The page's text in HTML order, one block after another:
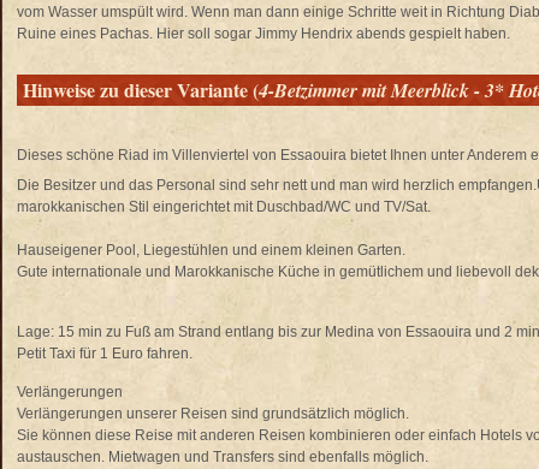
vom Wasser umspült wird. Wenn man dann einige Schritte weit in Richtung
Ruine eines Pachas. Hier soll sogar Jimmy Hendrix abends gespielt haben.
Hinweise zu dieser Variante (4-Betzimmer mit Meerblick - 3*
Dieses schöne Riad im Villenviertel von Essaouira bietet Ihnen unter Anderem
Die Besitzer und das Personal sind sehr nett und man wird herzlich
marokkanischen Stil eingerichtet mit Duschbad/WC und TV/Sat.
Hauseigener Pool, Liegestühlen und einem kleinen Garten.
Gute internationale und Marokkanische Küche in gemütlichem und liebevoll
Lage: 15 min zu Fuß am Strand entlang bis zur Medina von Essaouira und 2
Petit Taxi für 1 Euro fahren.
Verlängerungen
Verlängerungen unserer Reisen sind grundsätzlich möglich.
Sie können diese Reise mit anderen Reisen kombinieren oder einfach Hotels
austauschen. Mietwagen und Transfers sind ebenfalls möglich.